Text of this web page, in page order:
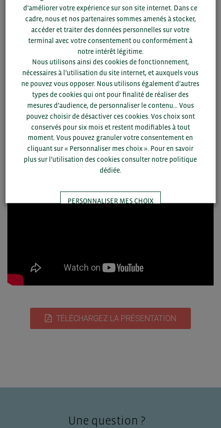
Head Manager au sein de Go Africa Buziness et prestataire
agréé de BCI au Cameroun, lors d’un webinaire proposé aux
entreprises bretonnes.
Thèmes abordés
Présentation général du pays
Présentation des secteurs économiques du pays
Présentation de la stratégie nationale de
développement (SND) 2020-2030
Opportunités des APE pour les entreprises d’Europe
TÉLÉCHARGEZ LA PRÉSENTATION
Une question ?
d’améliorer votre expérience sur son site internet. Dans ce
cadre, nous et nos partenaires sommes amenés à stocker,
accéder et traiter des données personnelles sur votre
terminal avec votre consentement ou conformément à
notre intérêt légitime.
Nous utilisons ainsi des cookies de fonctionnement,
nécessaires à l’utilisation du site internet, et auxquels vous
ne pouvez vous opposer. Nous utilisons également d’autres
types de cookies qui ont pour finalité de réaliser des
mesures d’audience, de personnaliser le contenu... Vous
pouvez choisir de désactiver ces cookies. Vos choix sont
conservés pour six mois et restent modifiables à tout
moment. Vous pouvez granuler votre consentement en
cliquant sur « Personnaliser mes choix ». Pour en savoir
plus sur l’utilisation des cookies consulter notre politique
dédiée.
PERSONNALISER MES CHOIX